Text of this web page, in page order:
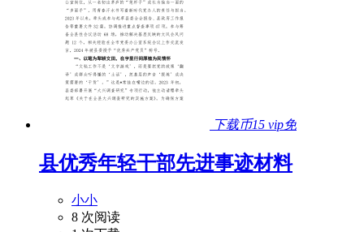
下载币15 vip免
县优秀年轻干部先进事迹材料
小小
8 次阅读